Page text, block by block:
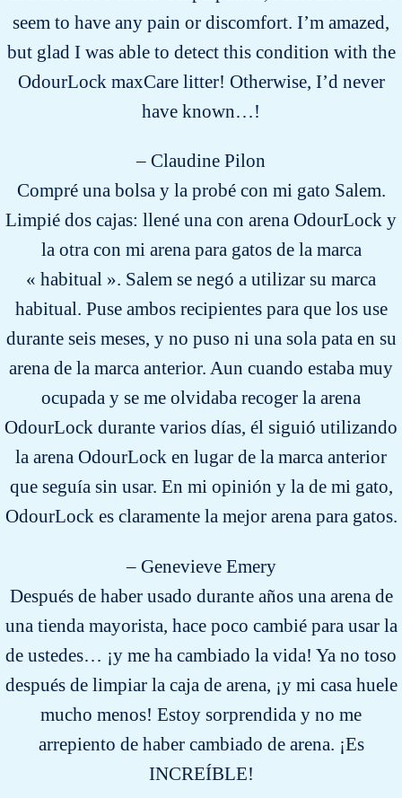
seem to have any pain or discomfort. I’m amazed,
but glad I was able to detect this condition with the
OdourLock maxCare litter! Otherwise, I’d never
have known…!
– Claudine Pilon
Compré una bolsa y la probé con mi gato Salem.
Limpié dos cajas: llené una con arena OdourLock y
la otra con mi arena para gatos de la marca
« habitual ». Salem se negó a utilizar su marca
habitual. Puse ambos recipientes para que los use
durante seis meses, y no puso ni una sola pata en su
arena de la marca anterior. Aun cuando estaba muy
ocupada y se me olvidaba recoger la arena
OdourLock durante varios días, él siguió utilizando
la arena OdourLock en lugar de la marca anterior
que seguía sin usar. En mi opinión y la de mi gato,
OdourLock es claramente la mejor arena para gatos.
– Genevieve Emery
Después de haber usado durante años una arena de
una tienda mayorista, hace poco cambié para usar la
de ustedes… ¡y me ha cambiado la vida! Ya no toso
después de limpiar la caja de arena, ¡y mi casa huele
mucho menos! Estoy sorprendida y no me
arrepiento de haber cambiado de arena. ¡Es
INCREÍBLE!